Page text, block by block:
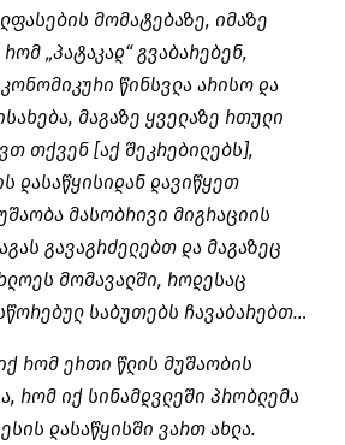
მომატებაზე, იმაზე
„პატაკად“ გვაბარებენ,
წინსვლა არისო და
მაგაზე ყველაზე რთული
თქვენ [აქ შეკრებილებს],
დასაწყისიდან დავიწყეთ
მასობრივი მიგრაციის
გავაგრძელებთ და მაგაზეც
მომავალში, როდესაც
საბუთებს ჩავაბარებთ…
რომ ერთი წლის მუშაობის
რომ იქ სინამდვლეში პრობლემა
დასაწყისში ვართ ახლა.